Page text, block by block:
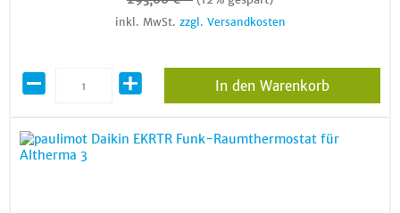
inkl. MwSt. zzgl. Versandkosten
In den Warenkorb